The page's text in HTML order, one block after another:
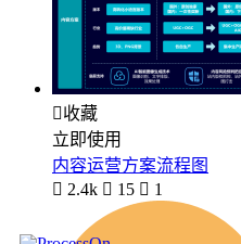
收藏
立即使用
内容运营方案流程图
 2.4k  15  1